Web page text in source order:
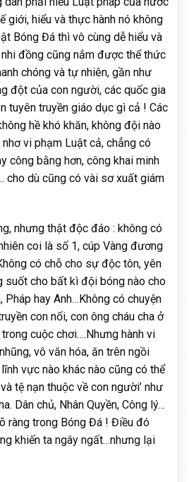
giới, hiểu và thực hành nó không
Bóng Đá thì vô cùng dễ hiểu và
đồng cũng nắm được thể thức
chóng và tự nhiên, gần như
đột của con người, các quốc gia
tuyên truyền giáo dục gì cả ! Các
hề khó khăn, không đội nào
vi phạm Luật cả, chẳng có
công bằng hơn, công khai minh
cho dù cũng có vài sơ xuất giám
nhưng thật độc đáo : không có
coi là số 1, cúp Vàng đương
có chỗ cho sự độc tôn, yên
suốt cho bất kì đội bóng nào cho
Pháp hay Anh…Không có chuyện
con nối, con ông cháu cha ở
cuộc chơi….Nhưng hành vi
vô văn hóa, ăn trên ngồi
vực nào khác nào cũng có thể
tệ nạn thuộc về con người’ như
Dân chủ, Nhân Quyền, Công lý…
ràng trong Bóng Đá ! Điều đó
khiến ta ngây ngất…nhưng lại